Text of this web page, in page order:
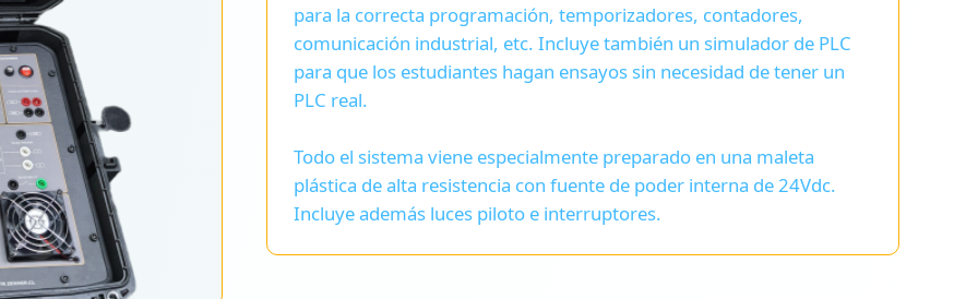
para la correcta programación, temporizadores, contadores,
comunicación industrial, etc. Incluye también un simulador de PLC
para que los estudiantes hagan ensayos sin necesidad de tener un
PLC real.
Todo el sistema viene especialmente preparado en una maleta
plástica de alta resistencia con fuente de poder interna de 24Vdc.
Incluye además luces piloto e interruptores.